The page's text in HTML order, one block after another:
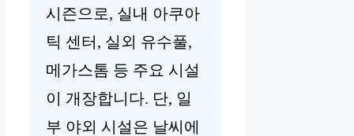
시즌으로, 실내 아쿠아
틱 센터, 실외 유수풀,
메가스톰 등 주요 시설
이 개장합니다. 단, 일
부 야외 시설은 날씨에